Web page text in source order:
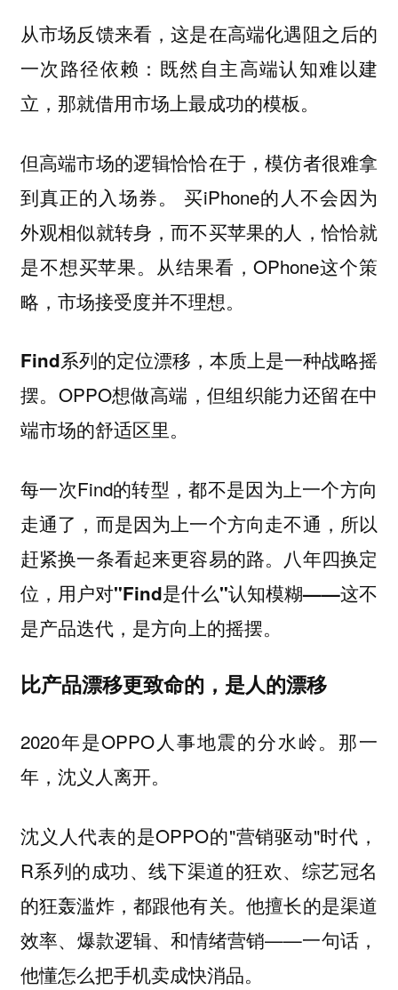
从市场反馈来看，这是在高端化遇阻之后的
一次路径依赖：既然自主高端认知难以建
立，那就借用市场上最成功的模板。
但高端市场的逻辑恰恰在于，模仿者很难拿
到真正的入场券。
买iPhone的人不会因为
外观相似就转身，而不买苹果的人，恰恰就
是不想买苹果。从结果看，OPhone这个策
略，市场接受度并不理想。
Find系列的定位漂移，本质上是一种战略摇
摆。 OPPO想做高端，但组织能力还留在中
端市场的舒适区里。
每一次Find的转型，都不是因为上一个方向
走通了，而是因为上一个方向走不通，所以
赶紧换一条看起来更容易的路。 八年四换定
位，用户对"Find是什么"认知模糊——这不
是产品迭代，是方向上的摇摆。
比产品漂移更致命的，是人的漂移
2020年是OPPO人事地震的分水岭。那一
年，沈义人离开。
沈义人代表的是OPPO的"营销驱动"时代，
R系列的成功、线下渠道的狂欢、综艺冠名
的狂轰滥炸，都跟他有关。他擅长的是渠道
效率、爆款逻辑、和情绪营销——一句话，
他懂怎么把手机卖成快消品。